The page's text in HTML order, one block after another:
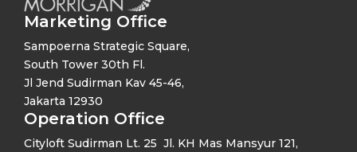
Marketing Office
Sampoerna Strategic Square,
South Tower 30th Fl.
Jl Jend Sudirman Kav 45-46,
Jakarta 12930
Operation Office
Cityloft Sudirman Lt. 25 Jl. KH Mas Mansyur 121,